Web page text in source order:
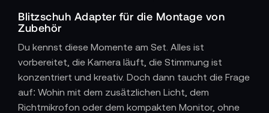
Blitzschuh Adapter für die Montage von
Zubehör
Du kennst diese Momente am Set. Alles ist
vorbereitet, die Kamera läuft, die Stimmung ist
konzentriert und kreativ. Doch dann taucht die Frage
auf: Wohin mit dem zusätzlichen Licht, dem
Richtmikrofon oder dem kompakten Monitor, ohne